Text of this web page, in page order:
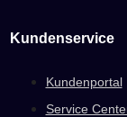
Kundenservice
Kundenportal
Service